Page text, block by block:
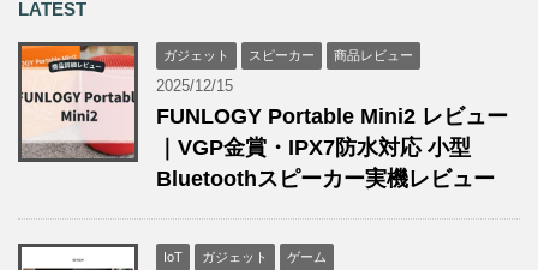
LATEST
ガジェット スピーカー 商品レビュー
2025/12/15
FUNLOGY Portable Mini2 レビュー
｜VGP金賞・IPX7防水対応 小型
Bluetoothスピーカー実機レビュー
IoT ガジェット ゲーム